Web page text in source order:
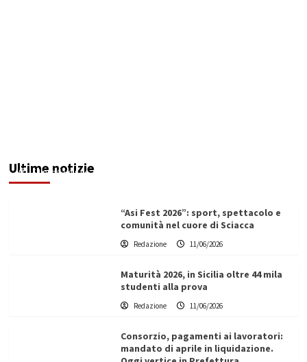
Ultime notizie
Filippo Cardinale
“Asi Fest 2026”: sport, spettacolo e
comunità nel cuore di Sciacca
Redazione 11/06/2026
Maturità 2026, in Sicilia oltre 44 mila
studenti alla prova
Redazione 11/06/2026
Consorzio, pagamenti ai lavoratori:
mandato di aprile in liquidazione.